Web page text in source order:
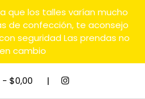
que los talles varían mucho
de confección, te aconsejo
seguridad Las prendas no
cambio
- $0,00